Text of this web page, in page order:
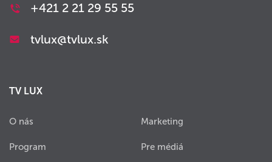
+421 2 21 29 55 55
tvlux@tvlux.sk
TV LUX
O nás
Program
Marketing
Pre médiá